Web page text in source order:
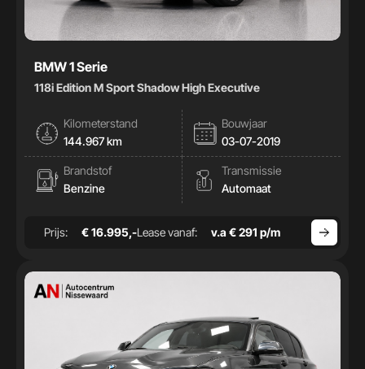
BMW 1 Serie
118i Edition M Sport Shadow High Executive
Kilometerstand
144.967 km
Bouwjaar
03-07-2019
Brandstof
Benzine
Transmissie
Automaat
Prijs: € 16.995,-Lease vanaf: v.a € 291 p/m